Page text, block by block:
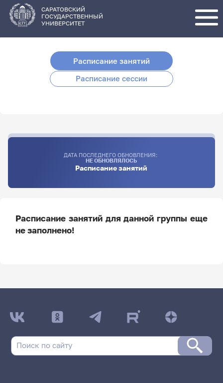
основному
содержанию
САРАТОВСКИЙ
ГОСУДАРСТВЕННЫЙ
УНИВЕРСИТЕТ
Расписание занятий
Расписание сессии
ДАТА ПОСЛЕДНЕГО ОБНОВЛЕНИЯ:
НЕ ОБНОВЛЯЛОСЬ
Расписание занятий
Расписание занятий для данной группы еще
не заполнено!
ДАТА ПОСЛЕДНЕГО ОБНОВЛЕНИЯ:
НЕ ОБНОВЛЯЛОСЬ